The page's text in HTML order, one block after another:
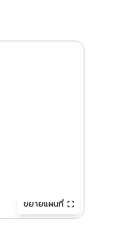
ขยายแผนที่